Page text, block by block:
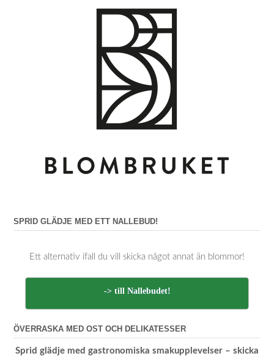
SPRID GLÄDJE MED ETT NALLEBUD!
Ett alternativ ifall du vill skicka något annat än blommor!
-> till Nallebudet!
ÖVERRASKA MED OST OCH DELIKATESSER
Sprid glädje med gastronomiska smakupplevelser – skicka